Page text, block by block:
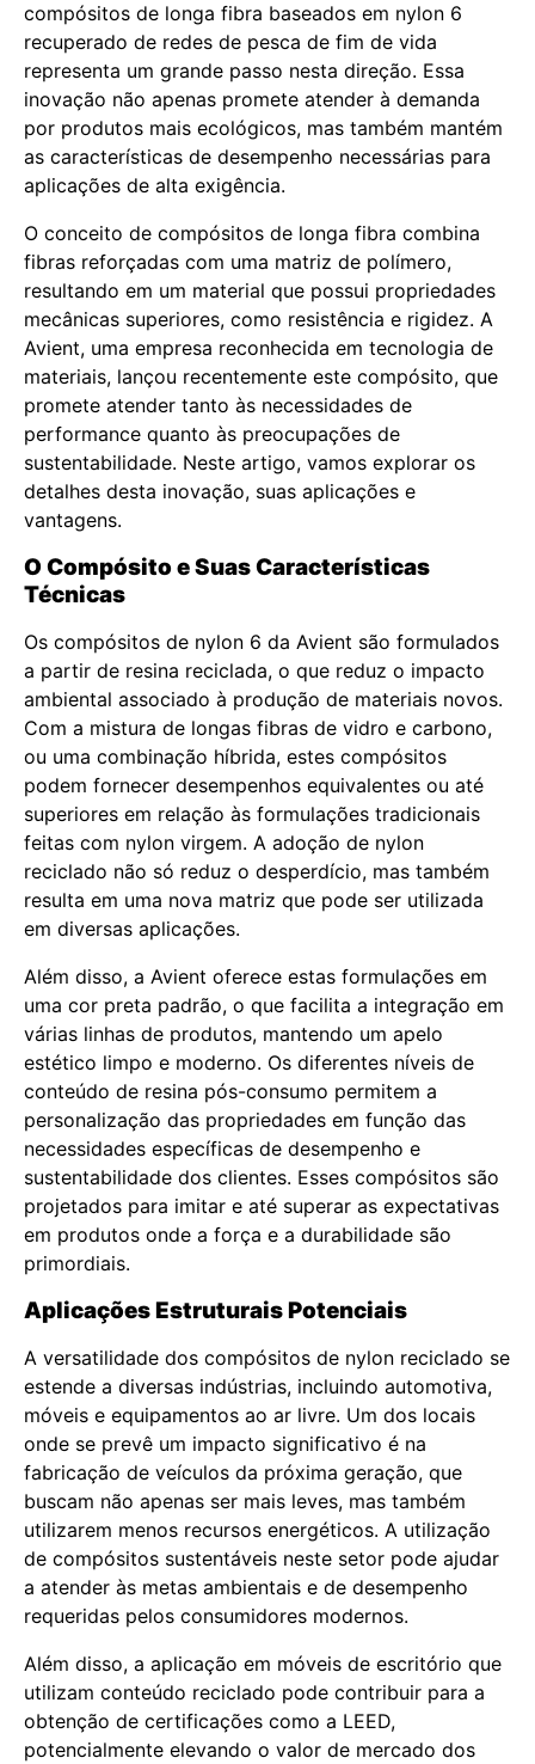
compósitos de longa fibra baseados em nylon 6
recuperado de redes de pesca de fim de vida
representa um grande passo nesta direção. Essa
inovação não apenas promete atender à demanda
por produtos mais ecológicos, mas também mantém
as características de desempenho necessárias para
aplicações de alta exigência.
O conceito de compósitos de longa fibra combina
fibras reforçadas com uma matriz de polímero,
resultando em um material que possui propriedades
mecânicas superiores, como resistência e rigidez. A
Avient, uma empresa reconhecida em tecnologia de
materiais, lançou recentemente este compósito, que
promete atender tanto às necessidades de
performance quanto às preocupações de
sustentabilidade. Neste artigo, vamos explorar os
detalhes desta inovação, suas aplicações e
vantagens.
O Compósito e Suas Características
Técnicas
Os compósitos de nylon 6 da Avient são formulados
a partir de resina reciclada, o que reduz o impacto
ambiental associado à produção de materiais novos.
Com a mistura de longas fibras de vidro e carbono,
ou uma combinação híbrida, estes compósitos
podem fornecer desempenhos equivalentes ou até
superiores em relação às formulações tradicionais
feitas com nylon virgem. A adoção de nylon
reciclado não só reduz o desperdício, mas também
resulta em uma nova matriz que pode ser utilizada
em diversas aplicações.
Além disso, a Avient oferece estas formulações em
uma cor preta padrão, o que facilita a integração em
várias linhas de produtos, mantendo um apelo
estético limpo e moderno. Os diferentes níveis de
conteúdo de resina pós-consumo permitem a
personalização das propriedades em função das
necessidades específicas de desempenho e
sustentabilidade dos clientes. Esses compósitos são
projetados para imitar e até superar as expectativas
em produtos onde a força e a durabilidade são
primordiais.
Aplicações Estruturais Potenciais
A versatilidade dos compósitos de nylon reciclado se
estende a diversas indústrias, incluindo automotiva,
móveis e equipamentos ao ar livre. Um dos locais
onde se prevê um impacto significativo é na
fabricação de veículos da próxima geração, que
buscam não apenas ser mais leves, mas também
utilizarem menos recursos energéticos. A utilização
de compósitos sustentáveis neste setor pode ajudar
a atender às metas ambientais e de desempenho
requeridas pelos consumidores modernos.
Além disso, a aplicação em móveis de escritório que
utilizam conteúdo reciclado pode contribuir para a
obtenção de certificações como a LEED,
potencialmente elevando o valor de mercado dos